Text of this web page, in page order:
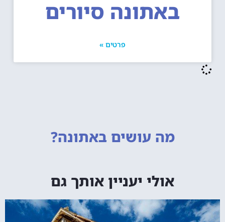
באתונה סיורים
מה עושים באתונה?
אולי יעניין אותך גם